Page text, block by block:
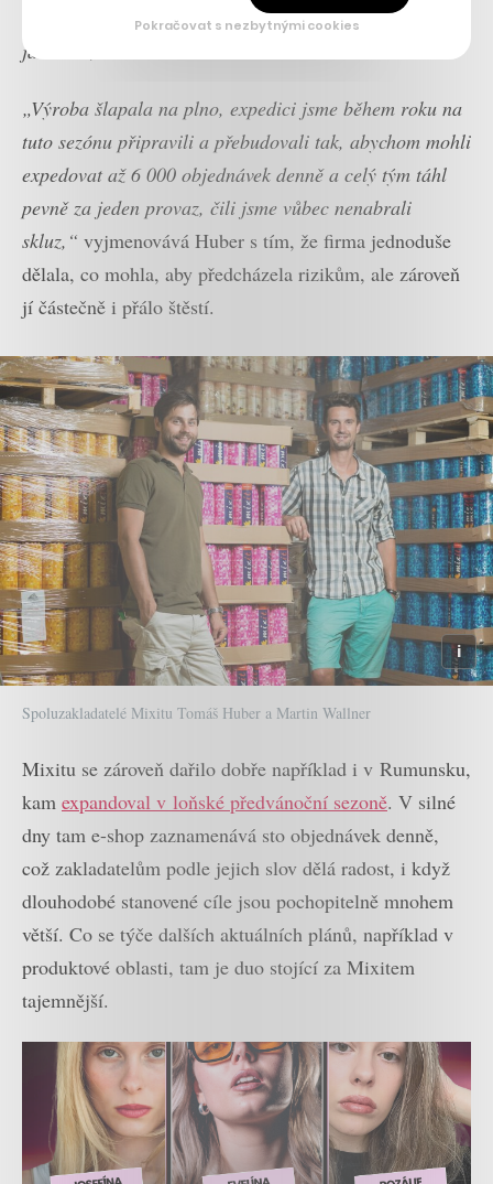
skvěle díky tomu, že do sebe zapadlo všechno přesně,
jak mělo,“
„Výroba šlapala na plno, expedici jsme během roku na
tuto sezónu připravili a přebudovali tak, abychom mohli
expedovat až 6 000 objednávek denně a celý tým táhl
pevně za jeden provaz, čili jsme vůbec nenabrali
skluz,“ vyjmenovává Huber s tím, že firma jednoduše
dělala, co mohla, aby předcházela rizikům, ale zároveň
jí částečně i přálo štěstí.
Spoluzakladatelé Mixitu Tomáš Huber a Martin Wallner
Mixitu se zároveň dařilo dobře například i v Rumunsku,
kam expandoval v loňské předvánoční sezoně. V silné
dny tam e-shop zaznamenává sto objednávek denně,
což zakladatelům podle jejich slov dělá radost, i když
dlouhodobé stanovené cíle jsou pochopitelně mnohem
větší. Co se týče dalších aktuálních plánů, například v
produktové oblasti, tam je duo stojící za Mixitem
tajemnější.
Pokračovat s nezbytnými cookies